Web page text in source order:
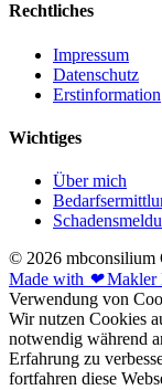
Rechtliches
Impressum
Datenschutz
Erstinformation
Wichtiges
Über mich
© 2026 mbconsilium
Made with ❤Makler
Verwendung von
Wir nutzen Cookies
notwendig während
Erfahrung zu
fortfahren diese